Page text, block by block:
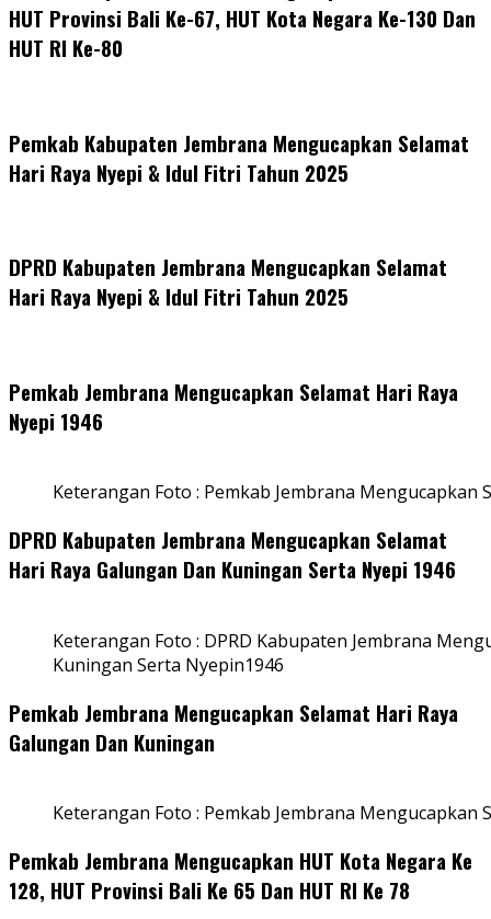
HUT Provinsi Bali Ke-67, HUT Kota Negara Ke-130 Dan
HUT RI Ke-80
Pemkab Kabupaten Jembrana Mengucapkan Selamat
Hari Raya Nyepi & Idul Fitri Tahun 2025
DPRD Kabupaten Jembrana Mengucapkan Selamat
Hari Raya Nyepi & Idul Fitri Tahun 2025
Pemkab Jembrana Mengucapkan Selamat Hari Raya
Nyepi 1946
Keterangan Foto : Pemkab Jembrana Mengucapkan
DPRD Kabupaten Jembrana Mengucapkan Selamat
Hari Raya Galungan Dan Kuningan Serta Nyepi 1946
Keterangan Foto : DPRD Kabupaten Jembrana
Kuningan Serta Nyepin1946
Pemkab Jembrana Mengucapkan Selamat Hari Raya
Galungan Dan Kuningan
Keterangan Foto : Pemkab Jembrana Mengucapkan
Pemkab Jembrana Mengucapkan HUT Kota Negara Ke
128, HUT Provinsi Bali Ke 65 Dan HUT RI Ke 78